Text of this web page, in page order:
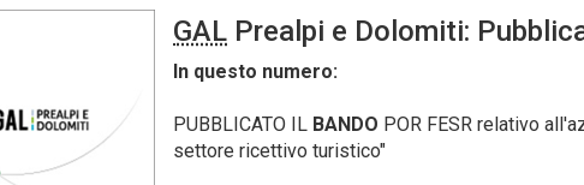
GAL Prealpi e Dolomiti:
In questo numero:
PUBBLICATO IL BANDO POR FESR relativo
settore ricettivo turistico"